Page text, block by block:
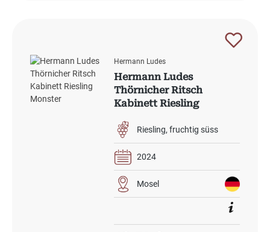
Hermann Ludes
Hermann Ludes
Thörnicher Ritsch
Kabinett Riesling
Riesling fruchtig süss
2024
Mosel